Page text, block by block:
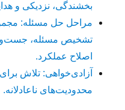
بخشندگی، نزدیکی و
مراحل حل مسئله:
تشخیص مسئله،
اصلاح عملکرد.
آزادی‌خواهی: تلاش
محدودیت‌های ناعادلانه.